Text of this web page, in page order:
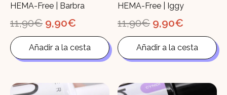
HEMA-Free | Barbra
11,90€ El
precio
original
era:
11,90€.
9,90€
actual
es:
9,90€.
Añadir a la cesta
HEMA-Free | Iggy
11,90€ El
precio
original
era:
11,90€.
9,90€
actual
es:
9,90€.
Añadir a la cesta